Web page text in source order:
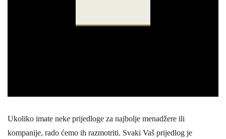
Ukoliko imate neke prijedloge za najbolje menadžere ili
kompanije, rado ćemo ih razmotriti. Svaki Vaš prijedlog je